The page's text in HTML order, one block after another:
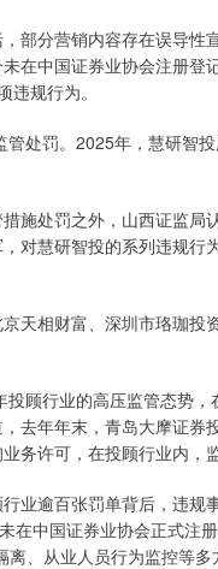
分营销内容存在误导性
在中国证券业协会注册
规行为。
罚。2025年，慧研智
处罚之外，山西证监局
对慧研智投的系列违规
相财富、深圳市珞珈投
行业的高压监管态势，
去年年末，青岛大摩证
务许可，在投顾行业内，
逾百张罚单背后，违规
在中国证券业协会正式注
、从业人员行为监控等多